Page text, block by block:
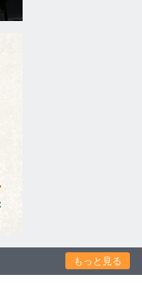
もっと見る